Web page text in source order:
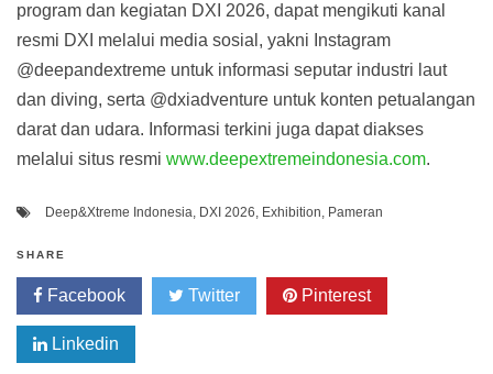
program dan kegiatan DXI 2026, dapat mengikuti kanal
resmi DXI melalui media sosial, yakni Instagram
@deepandextreme untuk informasi seputar industri laut
dan diving, serta @dxiadventure untuk konten petualangan
darat dan udara. Informasi terkini juga dapat diakses
melalui situs resmi www.deepextremeindonesia.com.
Deep&Xtreme Indonesia, DXI 2026, Exhibition, Pameran
SHARE
Facebook Twitter Pinterest
Linkedin